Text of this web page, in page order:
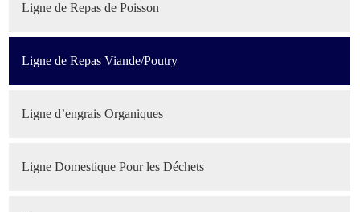
Ligne de Repas de Poisson
Ligne de Repas Viande/Poutry
Ligne d’engrais Organiques
Ligne Domestique Pour les Déchets